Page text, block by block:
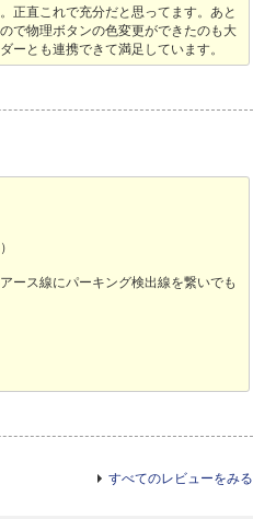
正直これで充分だと思ってます。あと
で物理ボタンの色変更ができたのも大
ーとも連携できて満足しています。
ース線にパーキング検出線を繋いでも
すべてのレビューをみる